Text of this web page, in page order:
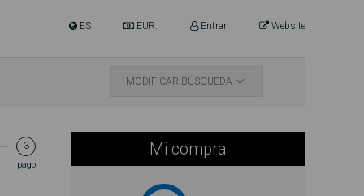
ES EUR. Entrar Website
MODIFICAR BÚSQUEDA
Mi compra
3
pago